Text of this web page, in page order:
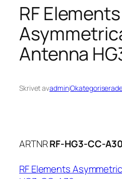
RF Elements
Antenna
Skrivet avadmini
ARTNRRF-HG3-CC-A30
RF Elements